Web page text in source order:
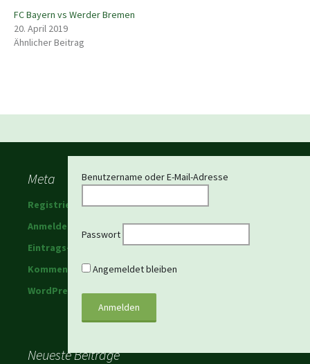
FC Bayern vs Werder Bremen
20. April 2019
Ähnlicher Beitrag
Beitragsnavigation
Benutzername oder E-Mail-Adresse
Passwort
Angemeldet bleiben
Meta
Registrieren
Anmelden
Eintrags-Feed
Kommentar-Feed
WordPress.org
Neueste Beiträge